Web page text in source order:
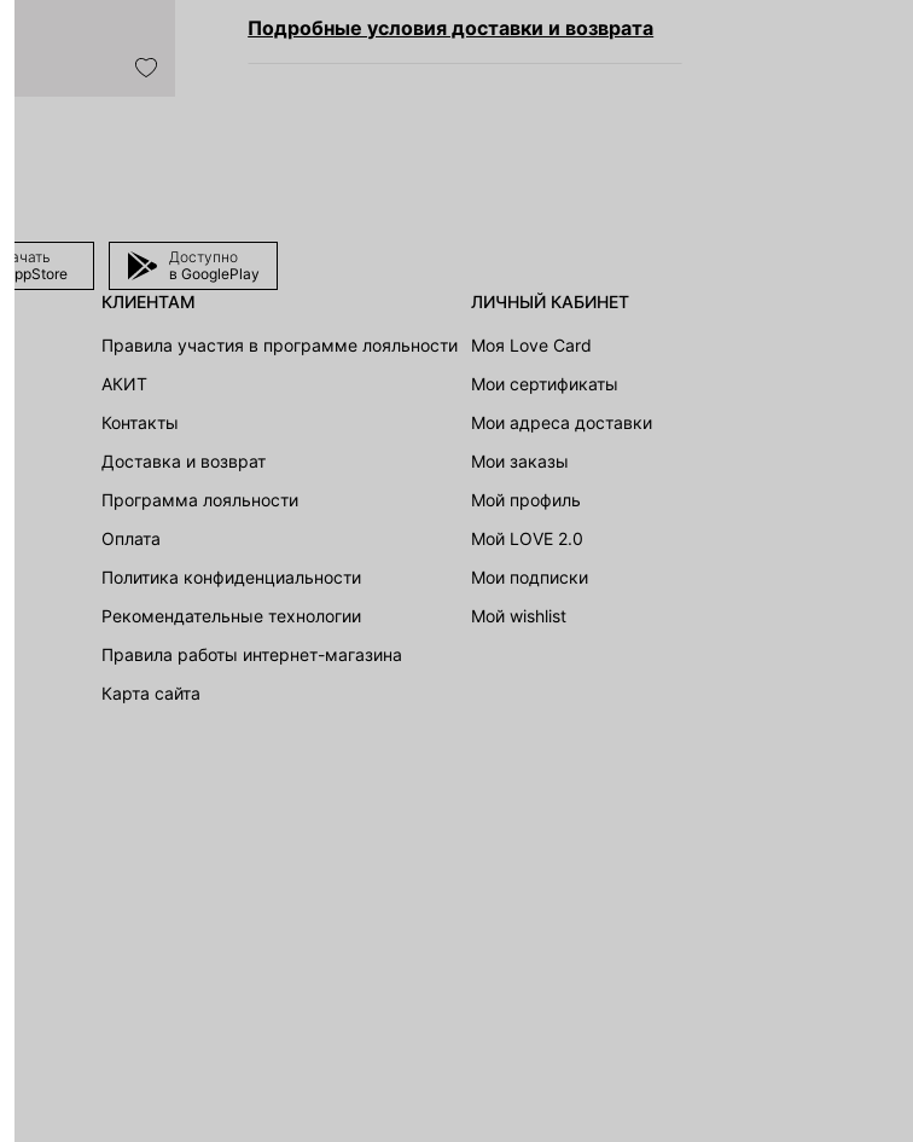
Подробные условия доставки и возврата
Скачать
в AppStore
Доступно
в GooglePlay
КЛИЕНТАМ
Правила участия в программе лояльности
АКИТ
Контакты
Доставка и возврат
Программа лояльности
Оплата
Политика конфиденциальности
Рекомендательные технологии
Правила работы интернет-магазина
карта сайта
ЛИЧНЫЙ КАБИНЕТ
Моя Love Card
Мои сертификаты
Мои адреса доставки
Мои заказы
Мой профиль
Мой LOVE 2.0
Мои подписки
Мой wishlist